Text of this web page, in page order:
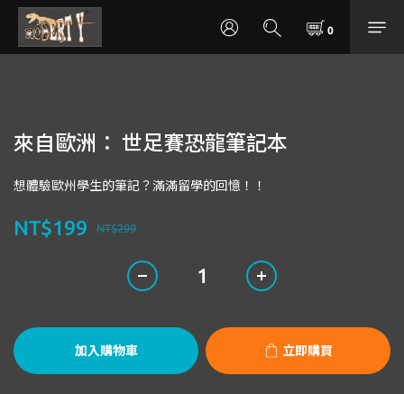
來自歐洲： 世足賽恐龍筆記本
想體驗歐州學生的筆記？滿滿留學的回憶！！
NT$299
NT$199
加入購物車 立即購買